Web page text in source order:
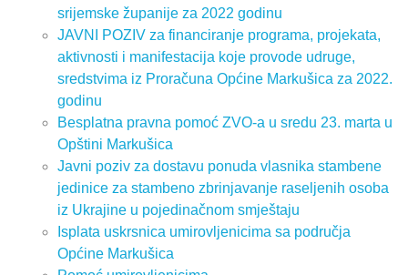
srijemske županije za 2022 godinu
JAVNI POZIV za financiranje programa, projekata,
aktivnosti i manifestacija koje provode udruge,
sredstvima iz Proračuna Općine Markušica za 2022.
godinu
Besplatna pravna pomoć ZVO-a u sredu 23. marta u
Opštini Markušica
Javni poziv za dostavu ponuda vlasnika stambene
jedinice za stambeno zbrinjavanje raseljenih osoba
iz Ukrajine u pojedinačnom smještaju
Isplata uskrsnica umirovljenicima sa područja
Općine Markušica